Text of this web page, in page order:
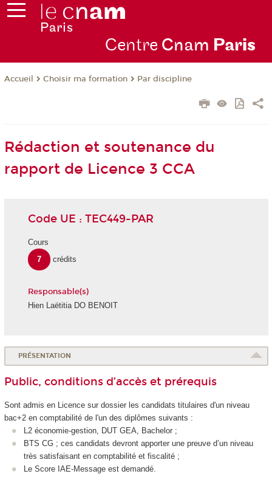
Centre Cnam Paris
Accueil Choisir ma formation Par discipline
Rédaction et soutenance du
rapport de Licence 3 CCA
Code UE : TEC449-PAR
Cours
7
crédits
Responsable(s)
Hien Laëtitia DO BENOIT
PRÉSENTATION
Public, conditions d’accès et prérequis
Sont admis en Licence sur dossier les candidats titulaires d'un niveau
bac+2 en comptabilité de l'un des diplômes suivants :
L2 économie-gestion, DUT GEA, Bachelor ;
BTS CG ; ces candidats devront apporter une preuve d’un niveau
très satisfaisant en comptabilité et fiscalité ;
Le Score IAE-Message est demandé.